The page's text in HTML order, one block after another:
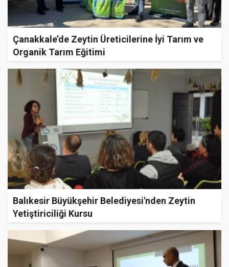
Çanakkale’de Zeytin Üreticilerine İyi Tarım ve
Organik Tarım Eğitimi
Balıkesir Büyükşehir Belediyesi'nden Zeytin
Yetiştiriciliği Kursu